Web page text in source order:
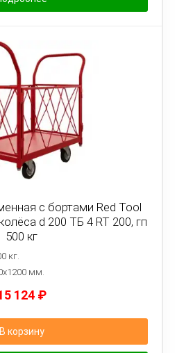
с бортами Red Tool
d 200 ТБ 4 RT 200, гп
500 кг
кг.
мм.
124 ₽
В корзину